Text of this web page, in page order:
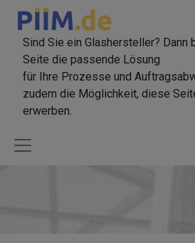
Sind Sie ein Glashersteller? Dann
Seite die passende Lösung
für Ihre Prozesse und
zudem die Möglichkeit, diese
erwerben.